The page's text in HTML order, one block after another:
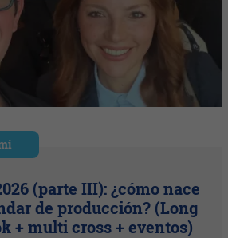
(parte III): ¿cómo nace
de producción? (Long
+ multi cross + eventos)